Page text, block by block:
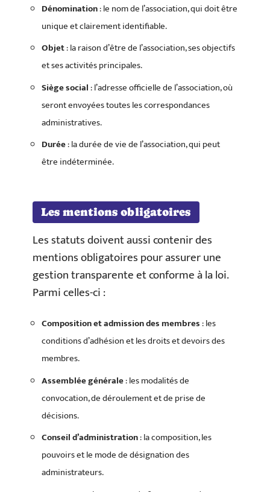
Dénomination: le nom de l’association, qui doit être
unique et clairement identifiable.
Objet: la raison d’être de l’association, ses objectifs
et ses activités principales.
Siège social: l’adresse officielle de l’association, où
seront envoyées toutes les correspondances
administratives.
Durée: la durée de vie de l’association, qui peut
être indéterminée.
Les mentions obligatoires
Les statuts doivent aussi contenir des
mentions obligatoires pour assurer une
gestion transparente et conforme à la loi.
Parmi celles-ci :
Composition et admission des membres: les
conditions d’adhésion et les droits et devoirs des
membres.
Assemblée générale: les modalités de
convocation, de déroulement et de prise de
décisions.
Conseil d’administration: la composition, les
pouvoirs et le mode de désignation des
administrateurs.